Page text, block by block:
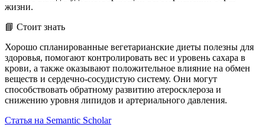
жизни.
📘 Стоит знать
Хорошо спланированные вегетарианские диеты полезны для
здоровья, помогают контролировать вес и уровень сахара в
крови, а также оказывают положительное влияние на обмен
веществ и сердечно-сосудистую систему. Они могут
способствовать обратному развитию атеросклероза и
снижению уровня липидов и артериального давления.
Статья на Semantic Scholar